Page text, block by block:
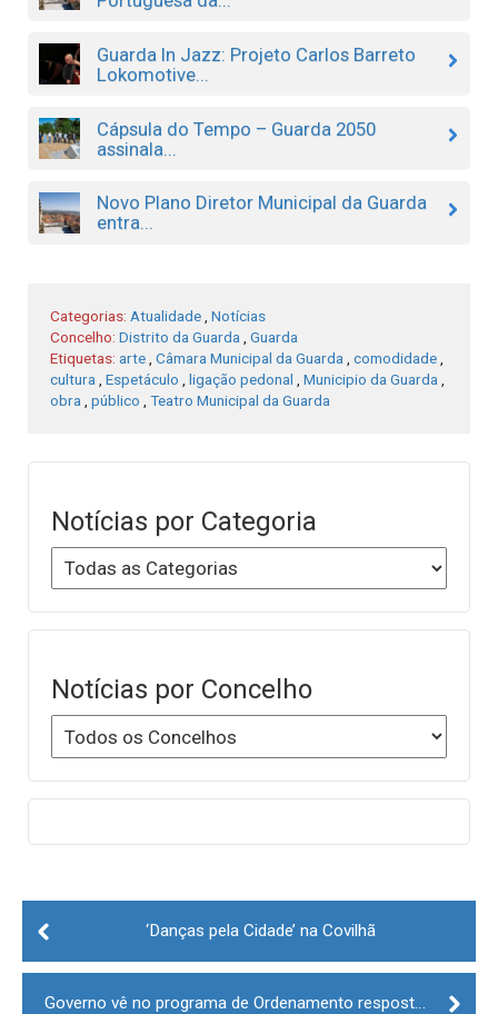
Guarda In Jazz: Projeto Carlos Barreto
Lokomotive...
Cápsula do Tempo – Guarda 2050
assinala...
Novo Plano Diretor Municipal da Guarda
entra...
Categorias: Atualidade Notícias
Concelho: Distrito da Guarda
Guarda
Etiquetas: arte Câmara Municipal da Guarda comodidade
cultura
Espetáculo ligação pedonal Municipio da Guarda
obra
público Teatro Municipal da Guarda
Notícias por Categoria
Notícias por Concelho
Post
navigation
‘Danças pela Cidade’ na Covilhã
Governo vê no programa de Ordenamento resposta contra abandono do interior